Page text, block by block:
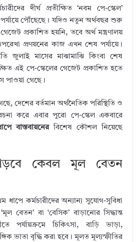
e
b
o
o
k
ar
e
দীর্ঘ প্রতীক্ষিত ‘নবম পে-স্কেল’
পর্যায়ে পৌঁছেছে। যদিও নতুন অর্থবছর শুরু
প্রকাশিত হয়নি, তবে অর্থ মন্ত্রণালয়
প্রণয়নের কাজ এখন শেষ পর্যায়ে।
জুলাই মাসের মাঝামাঝি কিংবা শেষ
এই পে-স্কেলের গেজেট প্রকাশিত হতে
পাওয়া গেছে।
দেশের বর্তমান অর্থনৈতিক পরিস্থিতি ও
করে এবার পুরো পে-স্কেল একবারে
বাস্তবায়নেরবিশেষ কৌশল নিয়েছে
কেবল মূল বেতন
কর্মচারীদের অন্যান্য সুযোগ-সুবিধা
বেতন’ বা ‘বেসিক’ বাড়ানোর সিদ্ধান্ত
পর্যায়ক্রমে চিকিৎসা, বাড়ি ভাড়া,
ভাতা বৃদ্ধি করা হবে। মূলত মূল্যস্ফীতির